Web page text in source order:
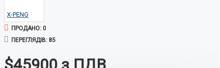
X-PENG
ПРОДАНО: 0
ПЕРЕГЛЯДІВ: 85